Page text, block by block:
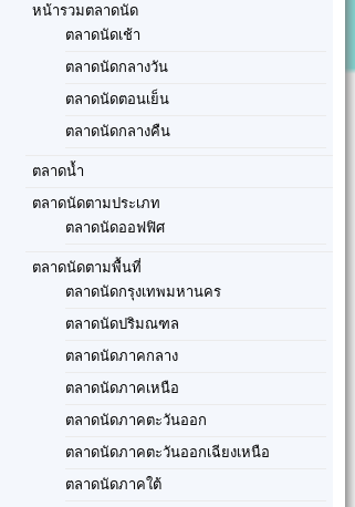
หน้ารวมตลาดนัด
ตลาดนัดเช้า
ตลาดนัดกลางวัน
ตลาดนัดตอนเย็น
ตลาดนัดกลางคืน
ตลาดน้ำ
ตลาดนัดตามประเภท
ตลาดนัดออฟฟิศ
ตลาดนัดตามพื้นที่
ตลาดนัดกรุงเทพมหานคร
ตลาดนัดปริมณฑล
ตลาดนัดภาคกลาง
ตลาดนัดภาคเหนือ
ตลาดนัดภาคตะวันออก
ตลาดนัดภาคตะวันออกเฉียงเหนือ
ตลาดนัดภาคใต้